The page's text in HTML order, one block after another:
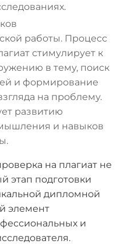
работы. Процесс
стимулирует к
в тему, поиск
и формирование
на проблему.
развитию
и навыков
на плагиат не
этап подготовки
дипломной
элемент
и